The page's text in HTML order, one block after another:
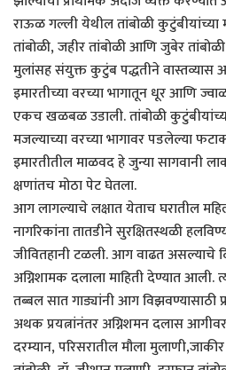
राऊळ गल्ली येथील तांबोळी कुटुंबीयांच्या
तांबोळी, जहीर तांबोळी आणि जुबेर
मुलांसह संयुक्त कुटुंब पद्धतीने वास्तव्यास
इमारतीच्या वरच्या भागातून धूर आणि
एकच खळबळ उडाली. तांबोळी
मजल्याच्या वरच्या भागावर पडलेल्या
इमारतीतील माळवद हे जुन्या सागवानी
क्षणांतच मोठा पेट घेतला.
आग लागल्याचे लक्षात येताच घरातील
नागरिकांना तातडीने सुरक्षितस्थळी
जीवितहानी टळली. आग वाढत असल्याचे
अग्निशामक दलाला माहिती देण्यात आली.
तब्बल सात गाड्यांनी आग विझवण्यासाठी
अथक प्रयत्नांनंतर अग्निशमन दलास
दरम्यान, परिसरातील मौला